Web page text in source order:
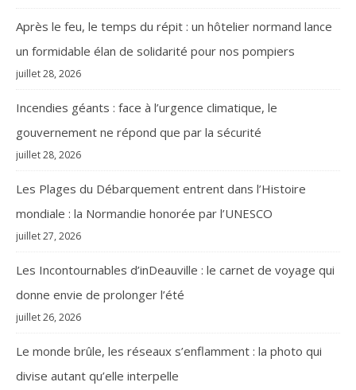
Après le feu, le temps du répit : un hôtelier normand lance
un formidable élan de solidarité pour nos pompiers
juillet 28, 2026
Incendies géants : face à l’urgence climatique, le
gouvernement ne répond que par la sécurité
juillet 28, 2026
Les Plages du Débarquement entrent dans l’Histoire
mondiale : la Normandie honorée par l’UNESCO
juillet 27, 2026
Les Incontournables d’inDeauville : le carnet de voyage qui
donne envie de prolonger l’été
juillet 26, 2026
Le monde brûle, les réseaux s’enflamment : la photo qui
divise autant qu’elle interpelle